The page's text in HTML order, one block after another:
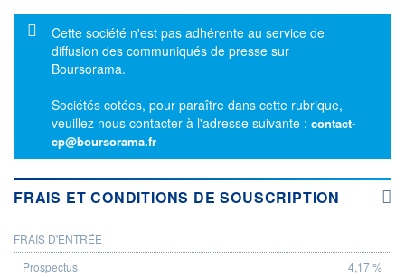
Message d'information
Cette société n'est pas adhérente au service de
diffusion des communiqués de presse sur
Boursorama.
Sociétés cotées, pour paraître dans cette rubrique,
veuillez nous contacter à l'adresse suivante : contact-
cp@boursorama.fr
FRAIS ET CONDITIONS DE SOUSCRIPTION
PROSPECTUS
FRAIS D'ENTRÉE
4,17 %